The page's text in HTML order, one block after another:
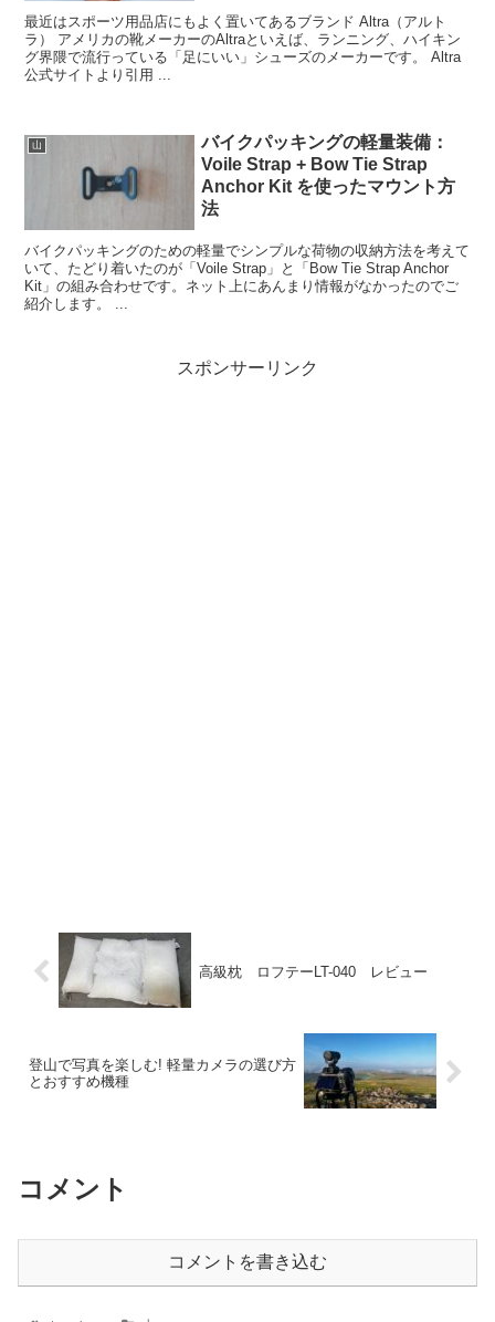
最近はスポーツ用品店にもよく置いてあるブランド Altra（アルト
ラ） アメリカの靴メーカーのAltraといえば、ランニング、ハイキン
グ界隈で流行っている「足にいい」シューズのメーカーです。 Altra
公式サイトより引用 ...
山
バイクパッキングの軽量装備：
Voile Strap + Bow Tie Strap
Anchor Kit を使ったマウント方
法
バイクパッキングのための軽量でシンプルな荷物の収納方法を考えて
いて、たどり着いたのが「Voile Strap」と「Bow Tie Strap Anchor
Kit」の組み合わせです。ネット上にあんまり情報がなかったのでご
紹介します。 ...
スポンサーリンク
高級枕 ロフテーLT-040 レビュー
登山で写真を楽しむ! 軽量カメラの選び方
とおすすめ機種
コメント
コメントを書き込む